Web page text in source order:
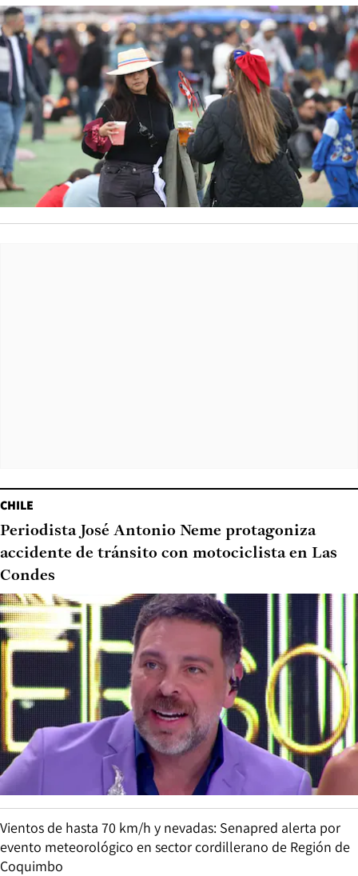
CHILE
Periodista José Antonio Neme protagoniza
accidente de tránsito con motociclista en Las
Condes
Vientos de hasta 70 km/h y nevadas: Senapred alerta por
evento meteorológico en sector cordillerano de Región de
Coquimbo